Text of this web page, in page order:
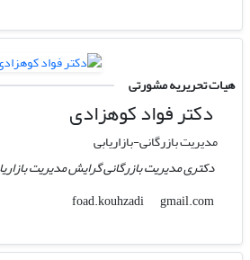
هیات تحریریه مشورتی
دکتر فواد کوهزادی
مدیریت بازرگانی-بازاریابی
دکتری مدیریت بازرگانی گرایش مدیریت
foad.kouhzadi
gmail.com